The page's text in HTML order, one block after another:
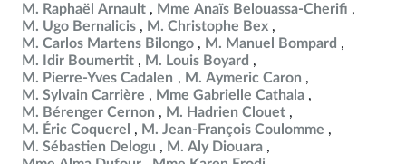
M. Raphaël Arnault
Mme Anaïs Belouassa-Cherifi
M. Ugo Bernalicis
M. Christophe Bex
M. Carlos Martens Bilongo
M. Manuel Bompard
M. Idir Boumertit
M. Louis Boyard
M. Pierre-Yves Cadalen
M. Aymeric Caron
M. Sylvain Carrière
Mme Gabrielle Cathala
M. Bérenger Cernon
M. Hadrien Clouet
M. Éric Coquerel
M. Jean-François Coulomme
M. Sébastien Delogu
M. Aly Diouara